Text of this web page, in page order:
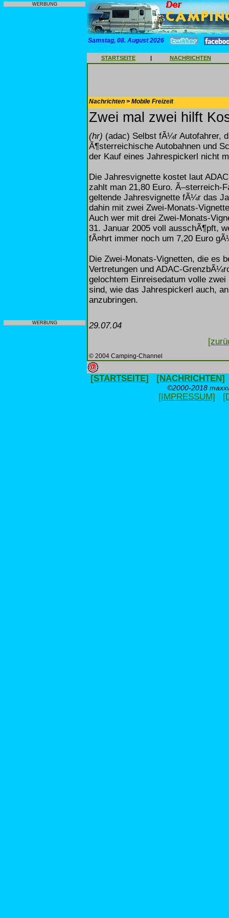
WERBUNG
WERBUNG
Samstag, 08. August 2026
STARTSEITE | NACHRICHTEN
Nachrichten > Mobile Freizeit
Zwei mal zwei hilft
(hr) (adac) Selbst fÃ¼r Autofahrer,
Ã¶sterreichische Autobahnen und
der Kauf eines Jahrespickerl nicht
Die Jahresvignette kostet laut
zahlt man 21,80 Euro. Ã–sterreich-
geltende Jahresvignette fÃ¼r das
dahin mit zwei Zwei-Monats-
Auch wer mit drei Zwei-Monats-
31. Januar 2005 voll ausschÃ¶pft,
fÃ¤hrt immer noch um 7,20 Euro
Die Zwei-Monats-Vignetten, die es
Vertretungen und ADAC-
gelochtem Einreisedatum volle
sind, wie das Jahrespickerl auch,
anzubringen.
29.07.04
© 2004 Camping-Channel
[STARTSEITE] [NACHRICHTEN]
©2000-2018
[IMPRESSUM]